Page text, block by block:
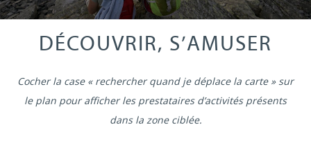
DÉCOUVRIR, S’AMUSER
Cocher la case « rechercher quand je déplace la carte » sur
le plan pour afficher les prestataires d’activités présents
dans la zone ciblée.